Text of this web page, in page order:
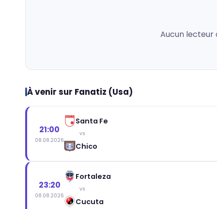
Aucun lecteur
À venir sur Fanatiz (Usa)
21:00
08.08.2026
Santa Fe
vs
Chico
23:20
08.08.2026
Fortaleza
vs
Cucuta